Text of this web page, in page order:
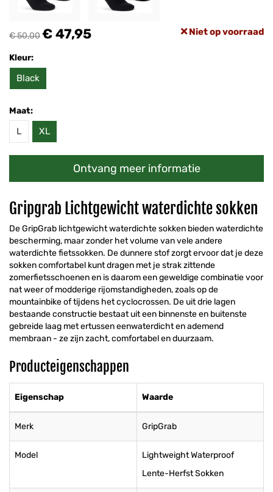
€ 50,00€ 47,95 Niet op voorraad
Kleur:
Black
Maat:
L XL
Ontvang meer informatie
Gripgrab Lichtgewicht waterdichte sokken
De GripGrab lichtgewicht waterdichte sokken bieden waterdichte
bescherming, maar zonder het volume van vele andere
waterdichte fietssokken. De dunnere stof zorgt ervoor dat je deze
sokken comfortabel kunt dragen met je strak zittende
zomerfietsschoenen en is daarom een geweldige combinatie voor
nat weer of modderige rijomstandigheden, zoals op de
mountainbike of tijdens het cyclocrossen. De uit drie lagen
bestaande constructie bestaat uit een binnenste en buitenste
gebreide laag met ertussen eenwaterdicht en ademend
membraan - ze zijn zacht, comfortabel en duurzaam.
Producteigenschappen
Eigenschap Waarde
Merk GripGrab
Model
Lightweight Waterproof
Lente-Herfst Sokken